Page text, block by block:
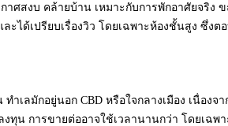
าศสงบ คล้ายบ้าน เหมาะกับการพักอาศัยจริง
ได้เปรียบเรื่องวิว โดยเฉพาะห้องชั้นสูง ซึ่งต
เลมักอยู่นอก CBD หรือใจกลางเมือง เนื่องจา
น การขายต่ออาจใช้เวลานานกว่า โดยเฉพา